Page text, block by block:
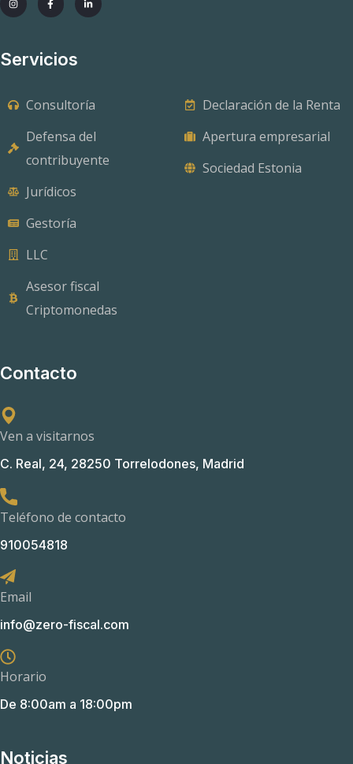
Servicios
Consultoría
Defensa del
contribuyente
Jurídicos
Gestoría
LLC
Asesor fiscal
Criptomonedas
Declaración de la Renta
Apertura empresarial
Sociedad Estonia
Contacto
Ven a visitarnos
C. Real, 24, 28250 Torrelodones, Madrid
Teléfono de contacto
910054818
Email
info@zero-fiscal.com
Horario
De 8:00am a 18:00pm
Noticias